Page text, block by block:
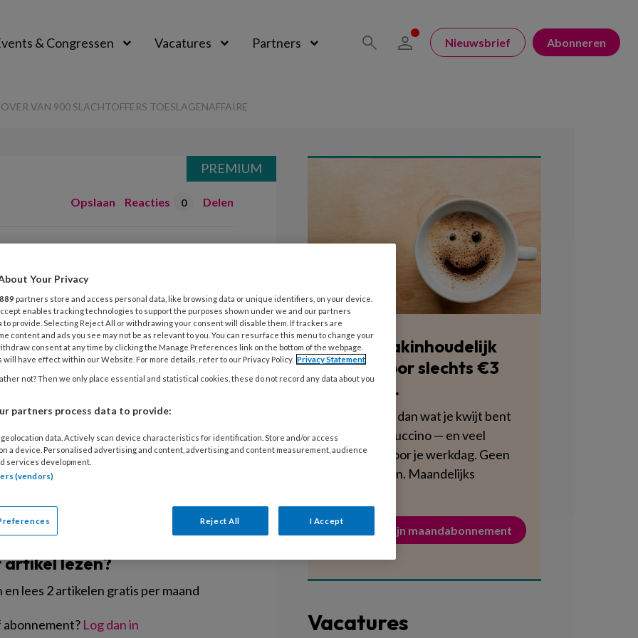
& Congressen Vacatures Partners Nieuwsbrief Abonneren
VAN 900 SLACHTOFFERS TOESLAGENAFFAIRE
Opslaan Reacties 0 Delen
schuld over van
van een groep ouders die
Het gaat om ongeveer 900 ouders die in
huisbaas of het energiebedrijf en die
kunnen kwijtraken.
lezen?
lees 2 artikelen gratis per maand
Log dan in
PREMIUM
Blijf vakinhoudelijk
scherp voor slechts €3
per week.
Dat is minder dan wat je kwijt bent
aan een cappuccino — en veel
voedzamer voor je werkdag. Geen
verplichtingen. Maandelijks
Activeer mijn maandabonnement
Vacatures
Your Privacy
889 partners store and access personal data, like browsing data or unique identifiers, on your device.
enables tracking technologies to support the purposes shown under we and our partners
to provide. Selecting Reject All or withdrawing your consent will disable them. If trackers are
content and ads you see may not be as relevant to you. You can resurface this menu to change your
consent at any time by clicking the Manage Preferences link on the bottom of the webpage.
will have effect within our Website. For more details, refer to our Privacy Policy. Privacy Statement
not? Then we only place essential and statistical cookies, these do not record any data about you
partners process data to provide:
data. Actively scan device characteristics for identification. Store and/or access
a device. Personalised advertising and content, advertising and content measurement, audience
services development.
(vendors)
Reject All I Accept